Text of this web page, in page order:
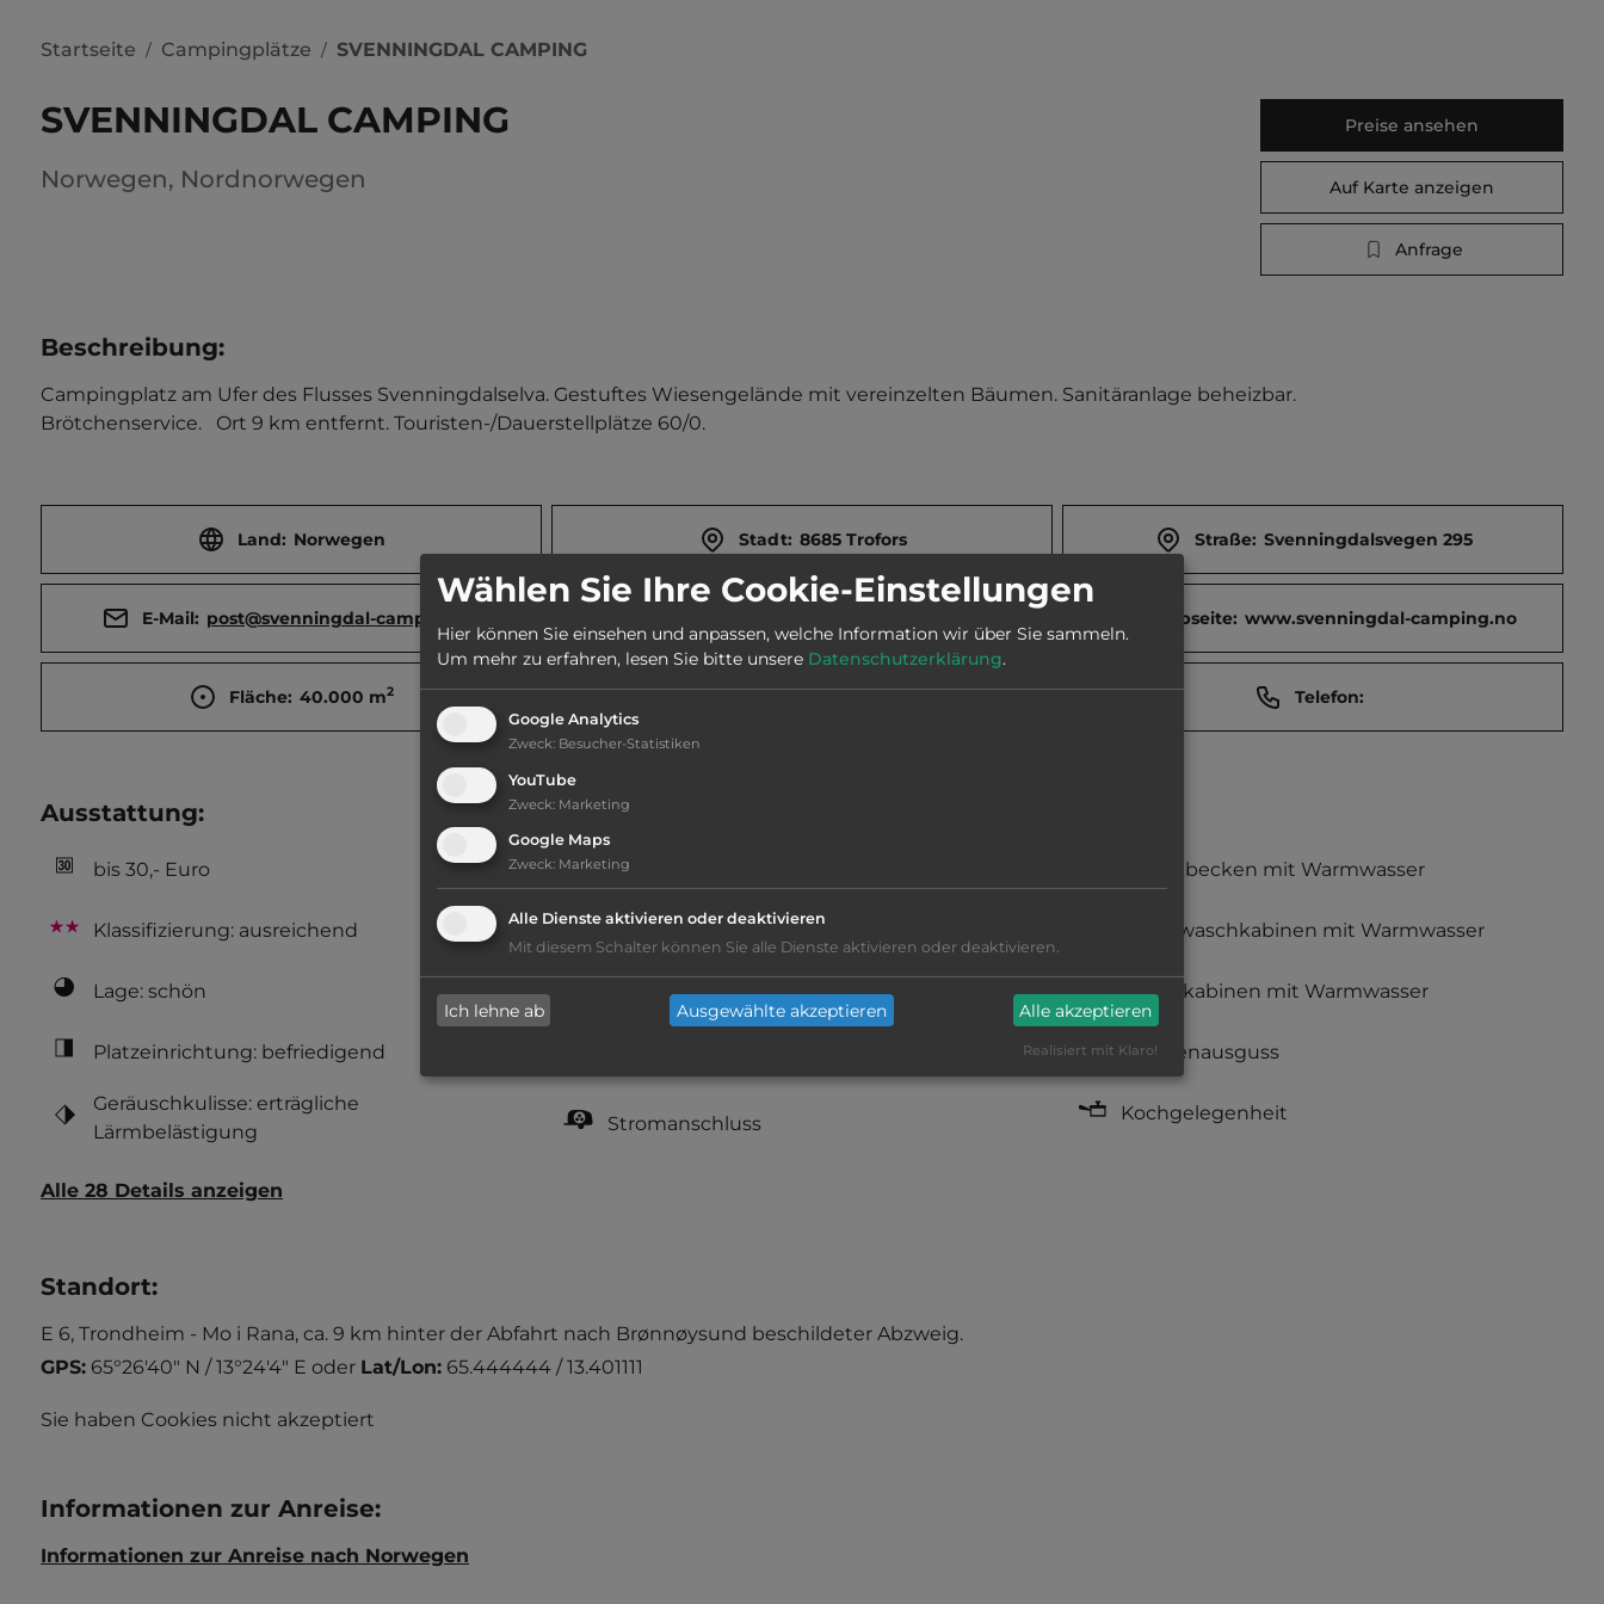
Startseite / Campingplätze / SVENNINGDAL CAMPING
SVENNINGDAL CAMPING
Norwegen, Nordnorwegen
Preise ansehen
Auf Karte anzeigen
Anfrage
Beschreibung:
Campingplatz am Ufer des Flusses Svenningdalselva. Gestuftes Wiesengelände mit vereinzelten Bäumen. Sanitäranlage beheizbar.
Brötchenservice.   Ort 9 km entfernt. Touristen-/Dauerstellplätze 60/0.
Land: Norwegen Stadt: 8685 Trofors Straße: Svenningdalsvegen 295
E-Mail: post@svenningdal-camping.no Webseite: www.svenningdal-camping.no
Fläche: 40.000 m2 Öffnungszeiten: Ganzjährig geöffnet Telefon:
Ausstattung:
bis 30,- Euro
Klassifizierung: ausreichend
Lage: schön
Platzeinrichtung: befriedigend
Geräuschkulisse: erträgliche
Lärmbelästigung
Hygiene: befriedigend
Service: mittelmäßig, das Wichtigste ist
vorhanden
sandiger Grund
Stromanschluss
Waschbecken mit Warmwasser
Einzelwaschkabinen mit Warmwasser
Duschkabinen mit Warmwasser
Fäkalienausguss
Kochgelegenheit
Alle 28 Details anzeigen
Standort:
E 6, Trondheim - Mo i Rana, ca. 9 km hinter der Abfahrt nach Brønnøysund beschildeter Abzweig.
GPS: 65°26'40" N / 13°24'4" E oder Lat/Lon: 65.444444 / 13.401111
Sie haben Cookies nicht akzeptiert
Informationen zur Anreise:
Informationen zur Anreise nach Norwegen
Wählen Sie Ihre Cookie-Einstellungen
Hier können Sie einsehen und anpassen, welche Information wir über Sie sammeln.
Um mehr zu erfahren, lesen Sie bitte unsere Datenschutzerklärung.
Google Analytics
Zweck: Besucher-Statistiken
YouTube
Zweck: Marketing
Google Maps
Zweck: Marketing
Alle Dienste aktivieren oder deaktivieren
Mit diesem Schalter können Sie alle Dienste aktivieren oder deaktivieren.
Ich lehne ab Ausgewählte akzeptieren Alle akzeptieren
Realisiert mit Klaro!